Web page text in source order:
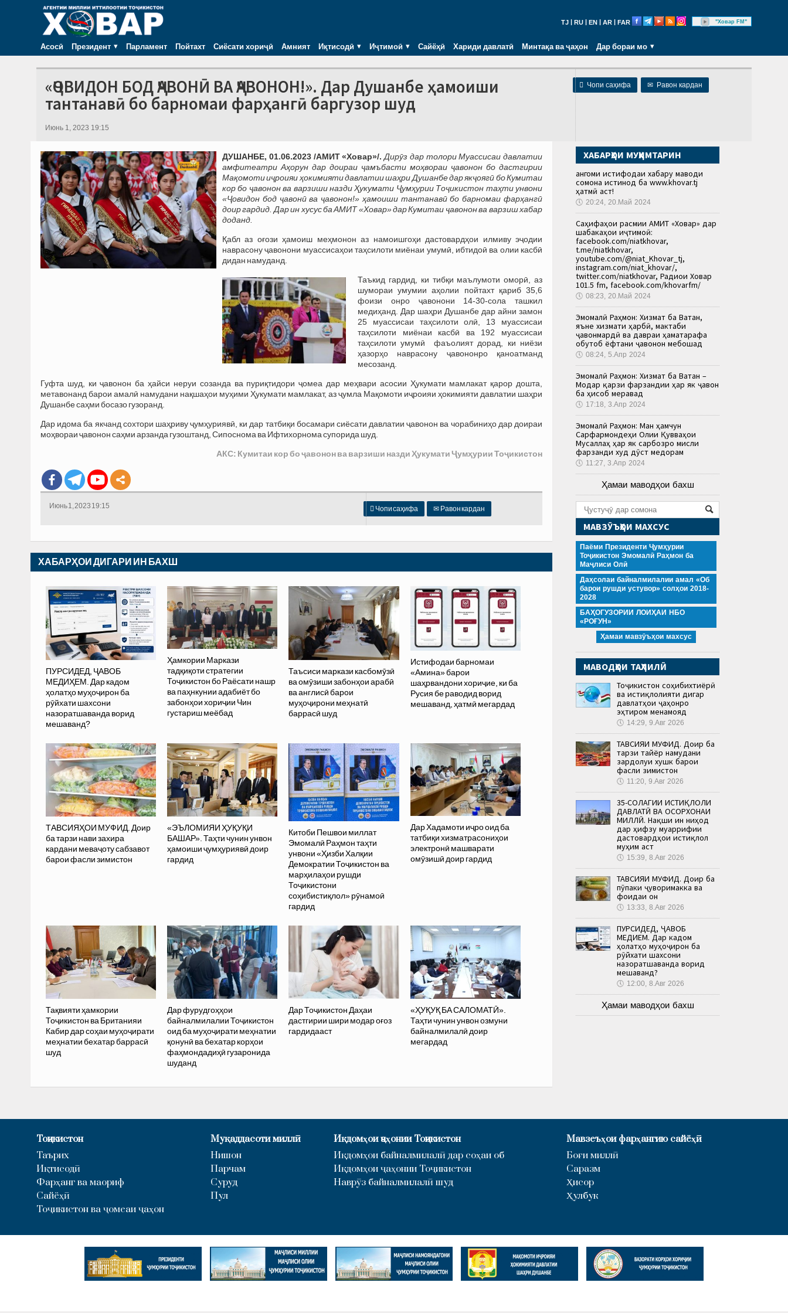
TJ RU EN AR FAR "Ховар FM"
Асосӣ Президент Парламент Пойтахт Сиёсати хориҷӣ Амният Иқтисодӣ Иҷтимоӣ Сайёҳӣ Хариди давлатӣ Минтақа ва ҷаҳон Дар бораи мо
 Чопи саҳифа ✉ Равон кардан
«ҶОВИДОН БОД ҶАВОНӢ ВА ҶАВОНОН!». Дар Душанбе ҳамоиши
тантанавӣ бо барномаи фарҳангӣ баргузор шуд
Июнь 1, 2023 19:15
ДУШАНБЕ, 01.06.2023 /АМИТ «Ховар»/. Дирӯз дар толори Муассисаи давлатии
амфитеатри Аҳорун дар доираи ҷамъбасти моҳвораи ҷавонон бо дастгирии
Мақомоти иҷроияи ҳокимияти давлатии шаҳри Душанбе дар якҷоягӣ бо Кумитаи
кор бо ҷавонон ва варзиши назди Ҳукумати Ҷумҳурии Тоҷикистон таҳти унвони
«Ҷовидон бод ҷавонӣ ва ҷавонон!» ҳамоиши тантанавӣ бо барномаи фарҳангӣ
доир гардид. Дар ин хусус ба АМИТ «Ховар» дар Кумитаи ҷавонон ва варзиш хабар
доданд.
Қабл аз оғози ҳамоиш меҳмонон аз намоишгоҳи дастовардҳои илмиву эҷодии
наврасону ҷавонони муассисаҳои таҳсилоти миёнаи умумӣ, ибтидоӣ ва олии касбӣ
дидан намуданд.
Таъкид гардид, ки тибқи маълумоти оморӣ, аз
шумораи умумии аҳолии пойтахт қариб 35,6
фоизи онро ҷавонони 14-30-сола ташкил
медиҳанд. Дар шаҳри Душанбе дар айни замон
25 муассисаи таҳсилоти олӣ, 13 муассисаи
таҳсилоти миёнаи касбӣ ва 192 муассисаи
таҳсилоти умумӣ фаъолият дорад, ки ниёзи
ҳазорҳо наврасону ҷавононро қаноатманд
месозанд.
Гуфта шуд, ки ҷавонон ба ҳайси неруи созанда ва пуриқтидори ҷомеа дар меҳвари асосии Ҳукумати мамлакат қарор дошта,
метавонанд барои амалӣ намудани нақшаҳои муҳими Ҳукумати мамлакат, аз ҷумла Мақомоти иҷроияи ҳокимияти давлатии шаҳри
Душанбе саҳми босазо гузоранд.
Дар идома ба якчанд сохтори шаҳриву ҷумҳуриявӣ, ки дар татбиқи босамари сиёсати давлатии ҷавонон ва чорабиниҳо дар доираи
моҳвораи ҷавонон саҳми арзанда гузоштанд, Сипоснома ва Ифтихорнома супорида шуд.
АКС: Кумитаи кор бо ҷавонон ва варзиши назди Ҳукумати Ҷумҳурии Тоҷикистон
 Чопи саҳифа ✉ Равон кардан
Июнь 1, 2023 19:15
ХАБАРҲОИ ДИГАРИ ИН БАХШ
ПУРСИДЕД, ҶАВОБ
МЕДИҲЕМ. Дар кадом
ҳолатҳо муҳоҷирон ба
рӯйхати шахсони
назоратшаванда ворид
мешаванд?
Ҳамкории Маркази
тадқиқоти стратегии
Тоҷикистон бо Раёсати нашр
ва паҳнкунии адабиёт бо
забонҳои хориҷии Чин
густариш меёбад
Таъсиси маркази касбомӯзӣ
ва омӯзиши забонҳои арабӣ
ва англисӣ барои
муҳоҷирони меҳнатӣ
баррасӣ шуд
Истифодаи барномаи
«Амина» барои
шаҳрвандони хориҷие, ки ба
Русия бе раводид ворид
мешаванд, ҳатмӣ мегардад
ТАВСИЯҲОИ МУФИД. Доир
ба тарзи нави захира
кардани меваҷоту сабзавот
барои фасли зимистон
«ЭЪЛОМИЯИ ҲУҚУҚИ
БАШАР». Таҳти чунин унвон
ҳамоиши ҷумҳуриявӣ доир
гардид
Китоби Пешвои миллат
Эмомалӣ Раҳмон таҳти
унвони «Ҳизби Халқии
Демократии Тоҷикистон ва
марҳилаҳои рушди
Тоҷикистони
соҳибистиқлол» рӯнамоӣ
гардид
Дар Хадамоти иҷро оид ба
татбиқи хизматрасониҳои
электронӣ машварати
омӯзишӣ доир гардид
Тақвияти ҳамкории
Тоҷикистон ва Британияи
Кабир дар соҳаи муҳоҷирати
меҳнатии бехатар баррасӣ
шуд
Дар фурудгоҳҳои
байналмилалии Тоҷикистон
оид ба муҳоҷирати меҳнатии
қонунӣ ва бехатар корҳои
фаҳмондадиҳӣ гузаронида
шуданд
Дар Тоҷикистон Даҳаи
дастгирии шири модар оғоз
гардидааст
«ҲУҚУҚ БА САЛОМАТӢ».
Таҳти чунин унвон озмуни
байналмилалӣ доир
мегардад
ХАБАРҲОИ МУҲИМТАРИН
Ҳангоми истифодаи хабару маводи
сомона истинод ба www.khovar.tj
ҳатмӣ аст!
🕔 20:24, 20.Май 2024
Саҳифаҳои расмии АМИТ «Ховар» дар
шабакаҳои иҷтимоӣ:
facebook.com/niatkhovar,
t.me/niatkhovar,
youtube.com/@niat_Khovar_tj,
instagram.com/niat_khovar/,
twitter.com/niatkhovar, Радиои Ховар
101.5 fm, facebook.com/khovarfm/
🕔 08:23, 20.Май 2024
Эмомалӣ Раҳмон: Хизмат ба Ватан,
яъне хизмати ҳарбӣ, мактаби
ҷавонмардӣ ва давраи ҳаматарафа
обутоб ёфтани ҷавонон мебошад
🕔 08:24, 5.Апр 2024
Эмомалӣ Раҳмон: Хизмат ба Ватан –
Модар қарзи фарзандии ҳар як ҷавон
ба ҳисоб меравад
🕔 17:18, 3.Апр 2024
Эмомалӣ Раҳмон: Ман ҳамчун
Сарфармондеҳи Олии Қувваҳои
Мусаллаҳ ҳар як сарбозро мисли
фарзанди худ дӯст медорам
🕔 11:27, 3.Апр 2024
Ҳамаи маводҳои бахш
МАВЗӮЪҲОИ МАХСУС
Паёми Президенти Ҷумҳурии
Тоҷикистон Эмомалӣ Раҳмон ба
Маҷлиси Олӣ
Даҳсолаи байналмилалии амал «Об
барои рушди устувор» солҳои 2018-
2028
БАҲОГУЗОРИИ ЛОИҲАИ НБО
«РОҒУН»
Ҳамаи мавзӯъҳои махсус
МАВОДҲОИ ТАҲЛИЛӢ
Тоҷикистон соҳибихтиёрӣ
ва истиқлолияти дигар
давлатҳои ҷаҳонро
эҳтиром менамояд
🕔 14:29, 9.Авг 2026
ТАВСИЯИ МУФИД. Доир ба
тарзи тайёр намудани
зардолуи хушк барои
фасли зимистон
🕔 11:20, 9.Авг 2026
35-СОЛАГИИ ИСТИҚЛОЛИ
ДАВЛАТӢ ВА ОСОРХОНАИ
МИЛЛӢ. Нақши ин ниҳод
дар ҳифзу муаррифии
дастовардҳои истиқлол
муҳим аст
🕔 15:39, 8.Авг 2026
ТАВСИЯИ МУФИД. Доир ба
пӯпаки ҷуворимакка ва
фоидаи он
🕔 13:33, 8.Авг 2026
ПУРСИДЕД, ҶАВОБ
МЕДИҲЕМ. Дар кадом
ҳолатҳо муҳоҷирон ба
рӯйхати шахсони
назоратшаванда ворид
мешаванд?
🕔 12:00, 8.Авг 2026
Ҳамаи маводҳои бахш
Тоҷикистон
Таърих
Иқтисодӣ
Фарҳанг ва маориф
Сайёҳӣ
Тоҷикистон ва ҷомеаи ҷаҳон
Муқаддасоти миллӣ
Нишон
Парчам
Суруд
Пул
Иқдомҳои ҷаҳонии Тоҷикистон
Иқдомҳои байналмилалӣ дар соҳаи об
Иқдомҳои ҷаҳонии Тоҷикистон
Наврӯз байналмилалӣ шуд
Мавзеъҳои фарҳангию сайёҳӣ
Боғи миллӣ
Саразм
Ҳисор
Ҳулбук